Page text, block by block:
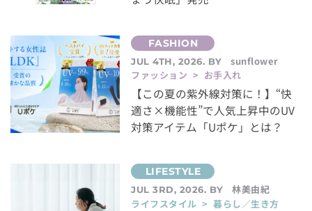
JUL 4TH, 2026. BY
sunflower
ファッション > お手入れ
【この夏の紫外線対策に！】“快
適さ×機能性”で人気上昇中のUV
対策アイテム「Uポケ」とは？
JUL 3RD, 2026. BY
林美由紀
ライフスタイル > 暮らし／生き方